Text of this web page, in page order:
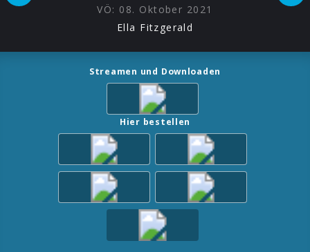
VÖ: 08. Oktober 2021
Ella Fitzgerald
Streamen und Downloaden
Hier bestellen